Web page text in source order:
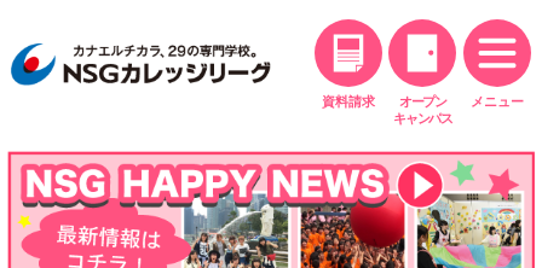
資料請求
オープン
キャンパス
メニュー